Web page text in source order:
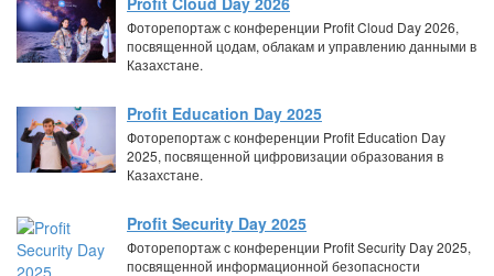
Фоторепортаж с конференции Profit Cloud Day 2026,
посвященной цодам, облакам и управлению данными в
Казахстане.
Profit Education Day 2025
Фоторепортаж с конференции Profit Education Day
2025, посвященной цифровизации образования в
Казахстане.
Profit Security Day 2025
Фоторепортаж с конференции Profit Security Day 2025,
посвященной информационной безопасности